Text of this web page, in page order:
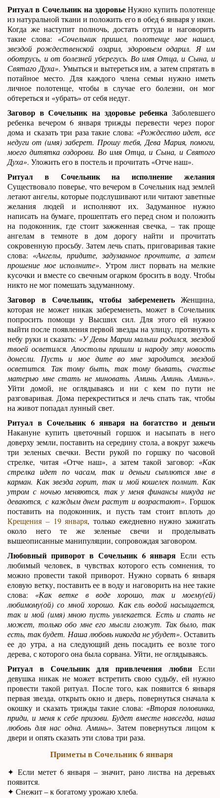
Ритуал в Сочельник на здоровьеНужно купить полотенце
из натуральной ткани и положить его в обед 6 января у икон.
Когда же наступит полночь, достать оттуда и наговорить
такие слова: «Сочельник пришел, полотенце мое нашел,
звездой рождественской озарил, здоровьем одарил. Я им
оботрусь, и от болезней уберегусь. Во имя Отца, и Сына, и
Святаго Духа». Умыться и вытереться им, а затем спрятать в
потайное место. Для каждого члена семьи нужно иметь
личное полотенце, чтобы в случае его болезни, он мог
обтереться и «убрать» от себя недуг.
Заговор в Сочельник на здоровье ребенка Заболевшего
ребенка вечером 6 января трижды перевести через порог
дома и сказать три раза такие слова: «Рождество идет, все
недуги от (имя) заберет. Прошу тебя, Дева Мария, помоги,
моего дитятка оздорови. Во имя Отца, и Сына, и Святого
Духа». Уложить его в постель и прочитать «Отче наш».
Ритуал в Сочельник на исполнение желания
Существовало поверье, что вечером в Сочельник над землей
летают ангелы, которые подслушивают или читают заветные
желания людей и исполняют их. Задуманное нужно
написать на бумаге, прошептать его перед сном и положить
на подоконник, где стоит зажженная свечка, – так проще
ангелам в темноте в дом дорогу найти и прочитать
сокровенную просьбу. Затем лечь спать, приговаривая такие
слова: «Ангелы, придите, задуманное прочтите, а затем
прошение мое исполните». Утром лист порвать на мелкие
кусочки и вместе со свечным огарком бросить в воду. Чтобы
никто не мог помешать задуманному.
Заговор в Сочельник, чтобы забеременетьЖенщина,
которая не может никак забеременеть, может в Сочельник
попросить помощи у Высших сил. Для этого ей нужно
выйти после появления первой звезды на улицу, протянуть к
небу руки и сказать: «У Девы Марии малыш родился, звездой
твоей осветился. Апостолы пришли и народу эту новость
донесли. Пусть и мое дите во мне зародится, звездой
осветится. Так тому быть, так тому бывать, счастье
матерью мне стать не миновать. Аминь. Аминь. Аминь».
Уйти домой, не оглядываясь и ни с кем по пути не
разговаривая. Дома перекреститься и лечь спать так, чтобы
на живот попадал лунный свет.
Ритуал в Сочельник 6 января на богатство и деньги
Накануне купить цветочный горшок и насыпать в него
доверху земли, поставить на середину стола, а вокруг зажечь
три зеленых свечки. Вести рукой по горшку по часовой
стрелке, читая «Отче наш», а затем такой заговор: «Как
стрелка идет по часам, так и деньги сыплются мне в
карман. Как звезда горит, так и мой кошелек полнит. Как
утром с ночью меняются, так у меня финансы никуда не
деваются, с каждым днем растут и возрастают». Горшок
поставить на подоконник, и пусть там стоит вплоть до
Крещения – 19 января, только ежедневно нужно зажигать
около него те же зеленые свечи и проделывать
вышеописанные манипуляции, сопровождая заговором.
Любовный приворот в Сочельник 6 января Если есть
любимый человек, в чувствах которого есть сомнения, то
можно провести такой приворот. Нужно сорвать 6 января
еловую ветку, поставить ее в воду и наговорить на нее такие
слова: «Как ветке в воде хорошо, так и моему(ей)
любимому(ой) со мной хорошо. Как ель водой насыщается,
так и мой (имя) мною пусть увлекается. Есть и спать не
может, только обо мне его мысли гложут. Так было, так
есть, так будет. Наша любовь никогда не убудет». Оставить
ее до утра, а на следующий день посадить ее возле того
дерева, с которого она была сорвана. Уйти, не оглядываясь.
Ритуал в Сочельник для привлечения любвиЕсли
девушка никак не может встретить свою судьбу, ей нужно
провести такой ритуал. После того, как появится 6 января
первая звезда, открыть окно и дверь, повернуться сначала к
окошку и сказать трижды такие слова: «Вторая половинка,
приди, и меня к себе призови. Будет вместе навсегда, наша
любовь для нас одна. Аминь». Затем повернуться лицом к
двери и опять сказать эти слова три раза.
Приметы в Сочельник 6 января
✦ Если метет 6 января – значит, рано листва на деревьях
появится.
✦ Снежит – к богатому урожаю хлеба.